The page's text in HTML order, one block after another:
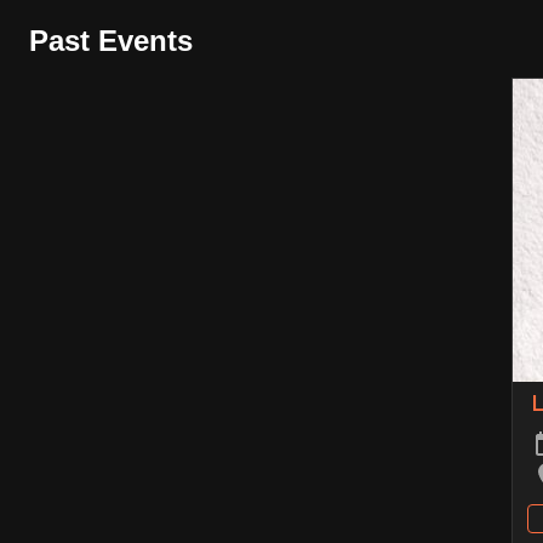
Past Events